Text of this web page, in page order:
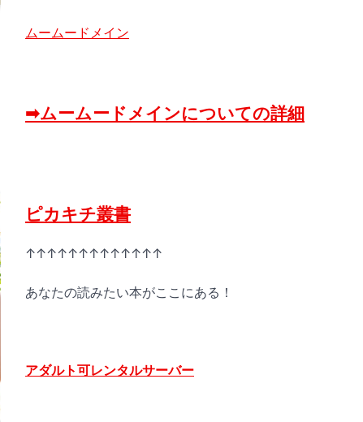
ムームードメイン
➡ムームードメインについての詳細
ピカキチ叢書
↑↑↑↑↑↑↑↑↑↑↑↑↑
あなたの読みたい本がここにある！
アダルト可レンタルサーバー